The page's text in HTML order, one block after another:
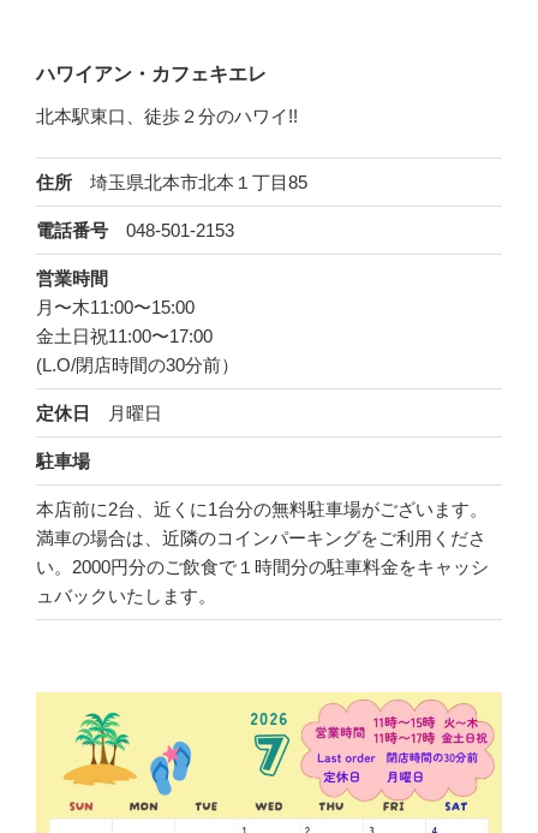
ハワイアン・カフェキエレ
北本駅東口、徒歩２分のハワイ!!
住所 埼玉県北本市北本１丁目85
電話番号 048-501-2153
営業時間
月〜木11:00〜15:00
金土日祝11:00〜17:00
(L.O/閉店時間の30分前）
定休日 月曜日
駐車場
本店前に2台、近くに1台分の無料駐車場がございます。
満車の場合は、近隣のコインパーキングをご利用くださ
い。2000円分のご飲食で１時間分の駐車料金をキャッシ
ュバックいたします。